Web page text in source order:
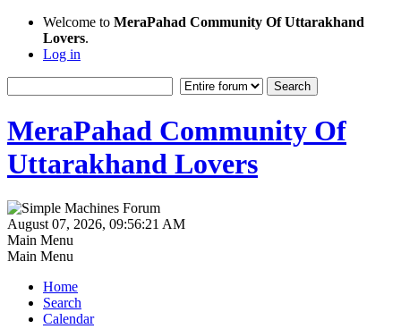
Welcome to MeraPahad Community Of Uttarakhand
Lovers.
Log in
MeraPahad Community Of
Uttarakhand Lovers
August 07, 2026, 09:56:21 AM
Main Menu
Main Menu
Home
Search
Calendar